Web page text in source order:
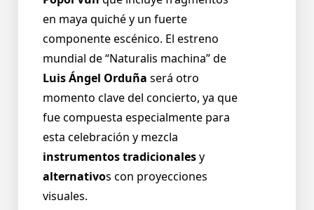
en maya quiché y un fuerte
componente escénico. El estreno
mundial de “Naturalis machina” de
Luis Ángel Orduña será otro
momento clave del concierto, ya que
fue compuesta especialmente para
esta celebración y mezcla
instrumentos tradicionalesy
alternativos con proyecciones
visuales.